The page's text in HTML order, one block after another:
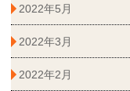
2022年5月
2022年3月
2022年2月